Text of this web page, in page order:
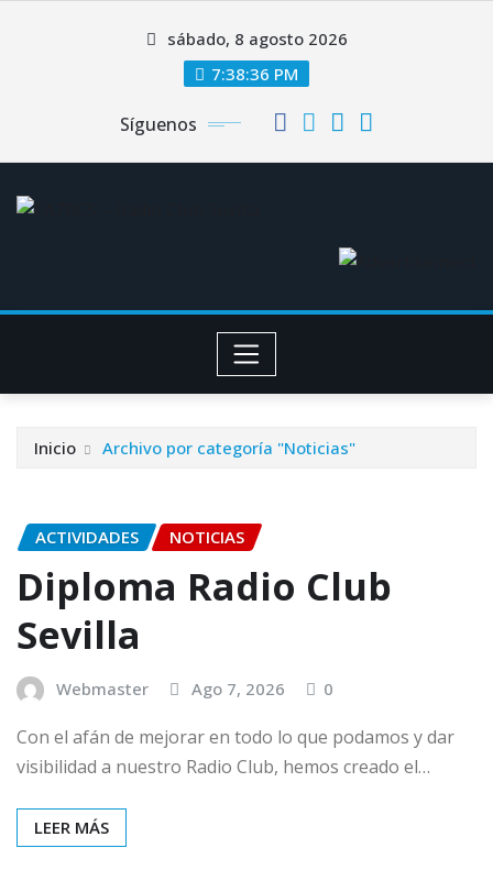
sábado, 8 agosto 2026
7:38:37 PM
Síguenos
Inicio Archivo por categoría "Noticias"
ACTIVIDADES NOTICIAS
Diploma Radio Club
Sevilla
Webmaster Ago 7, 2026 0
Con el afán de mejorar en todo lo que podamos y dar
visibilidad a nuestro Radio Club, hemos creado el…
LEER MÁS